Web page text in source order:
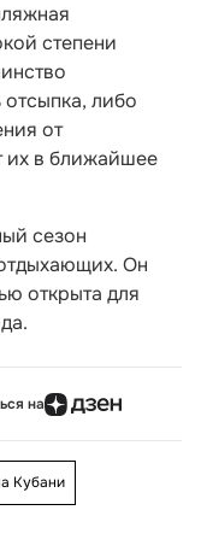
степени
либо
от
их в ближайшее
сезон
Он
открыта для
на
Кубани